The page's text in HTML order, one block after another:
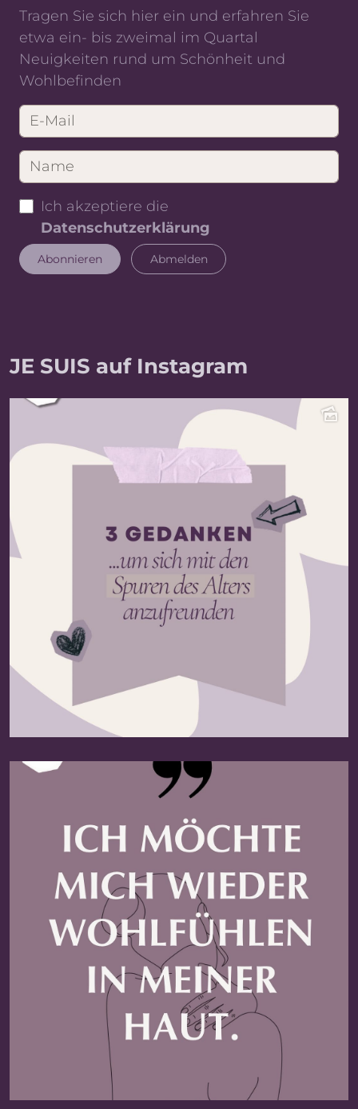
Tragen Sie sich hier ein und erfahren Sie
etwa ein- bis zweimal im Quartal
Neuigkeiten rund um Schönheit und
Wohlbefinden
Ich akzeptiere die
Datenschutzerklärung
JE SUIS auf Instagram